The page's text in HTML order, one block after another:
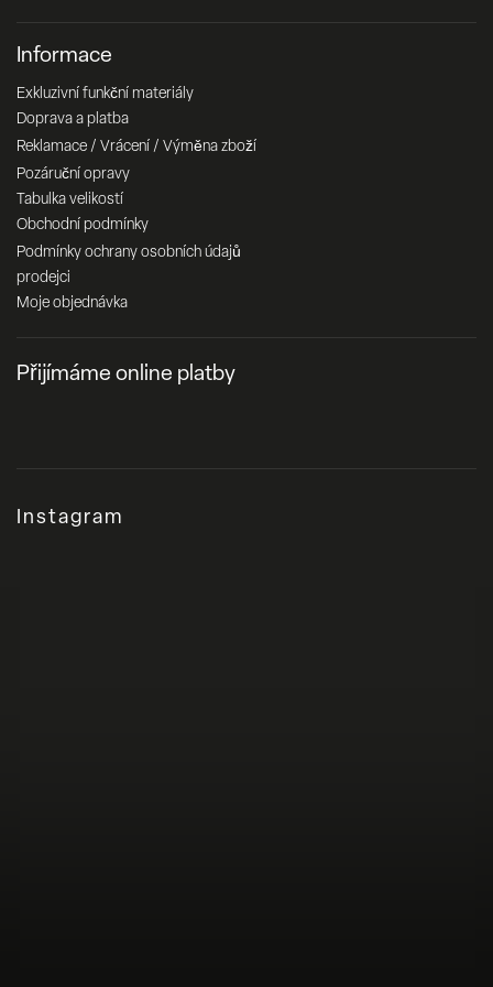
Informace
Exkluzivní funkční materiály
Doprava a platba
Reklamace / Vrácení / Výměna zboží
Pozáruční opravy
Tabulka velikostí
Obchodní podmínky
Podmínky ochrany osobních údajů
prodejci
Moje objednávka
Přijímáme online platby
Instagram